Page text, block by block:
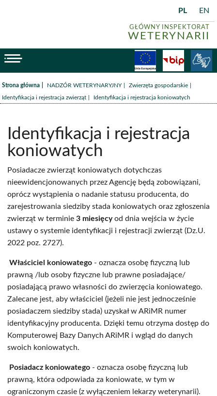
GŁÓWNY INSPEKTORAT
WETERYNARII
PL EN
BiP
Strona główna /NADZÓR WETERYNARYJNY /Zwierzęta gospodarskie
Identyfikacja i rejestracja zwierząt /Identyfikacja i rejestracja koniowatych
Identyfikacja i rejestracja
koniowatych
Posiadacze zwierząt koniowatych dotychczas
nieewidencjonowanych przez Agencję będą zobowiązani,
oprócz wystąpienia o nadanie statusu producenta, do
zarejestrowania siedziby stada koniowatych oraz zgłoszenia
zwierząt w terminie 3 miesięcyod dnia wejścia w życie
ustawy o systemie identyfikacji i rejestracji zwierząt (Dz.U.
2022 poz. 2727).
Właściciel koniowatego - oznacza osobę fizyczną lub
prawną /lub osoby fizyczne lub prawne posiadające/
posiadającą prawo własności do zwierzęcia koniowatego.
Zalecane jest, aby właściciel (jeżeli nie jest jednocześnie
posiadaczem siedziby stada) uzyskał w ARiMR numer
identyfikacyjny producenta. Dzięki temu otrzyma dostęp do
Komputerowej Bazy Danych ARiMR i wgląd do danych
swoich koniowatych.
Posiadacz koniowatego - oznacza osobę fizyczną lub
prawną, która odpowiada za koniowate, w tym w
ograniczonym czasie (z wyłączeniem lekarzy weterynarii).